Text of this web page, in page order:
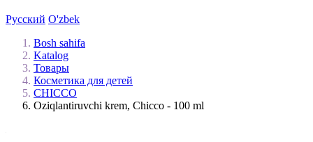
Русский O'zbek
Bosh sahifa
Katalog
Товары
Косметика для детей
CHICCO
Oziqlantiruvchi krem, Chicco - 100 ml